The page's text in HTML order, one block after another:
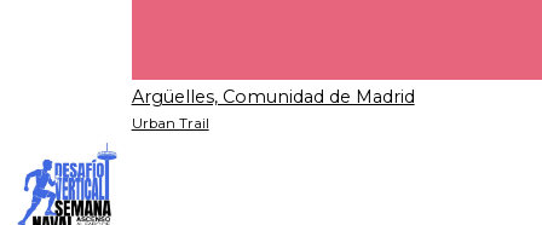
Argüelles, Comunidad de Madrid
Urban Trail